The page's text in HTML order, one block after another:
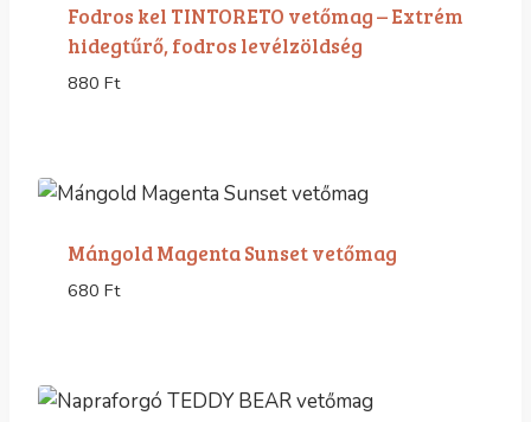
Fodros kel TINTORETO vetőmag – Extrém
hidegtűrő, fodros levélzöldség
880 Ft
Mángold Magenta Sunset vetőmag
680 Ft